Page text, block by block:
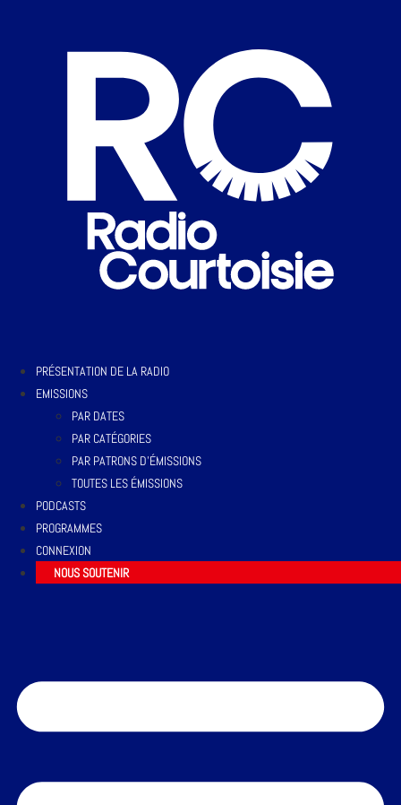
PRÉSENTATION DE LA RADIO
EMISSIONS
PAR DATES
PAR CATÉGORIES
PAR PATRONS D’ÉMISSIONS
TOUTES LES ÉMISSIONS
PODCASTS
PROGRAMMES
CONNEXION
NOUS SOUTENIR